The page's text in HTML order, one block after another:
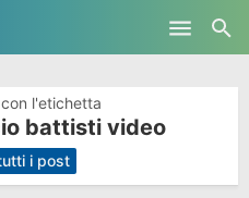
l'etichetta
battisti video
i post